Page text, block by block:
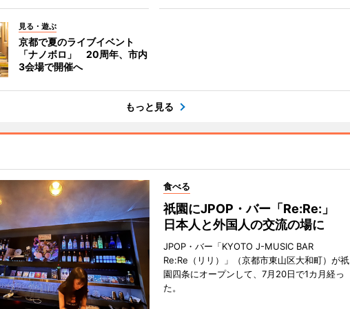
見る・遊ぶ
京都で夏のライブイベント
「ナノボロ」 20周年、市内
3会場で開催へ
もっと見る
食べる
祇園にJPOP・バー「Re:Re:」
日本人と外国人の交流の場に
JPOP・バー「KYOTO J-MUSIC BAR
Re:Re（リリ）」（京都市東山区大和町）が祇
園四条にオープンして、7月20日で1カ月経っ
た。